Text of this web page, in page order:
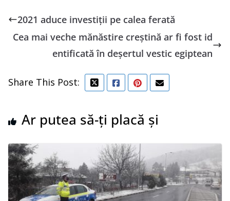
2021 aduce investiții pe calea ferată
Cea mai veche mănăstire creştină ar fi fost id
entificată în deşertul vestic egiptean
Share This Post:
Ar putea să-ți placă și